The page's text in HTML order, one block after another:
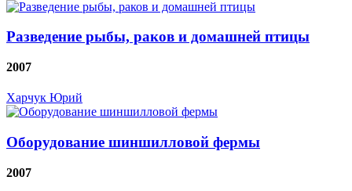
Разведение рыбы, раков и домашней птицы
2007
Харчук Юрий
Оборудование шиншилловой фермы
2007